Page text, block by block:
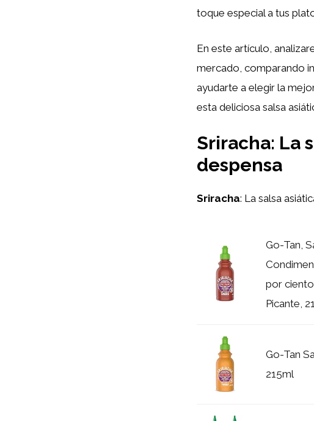
toque especial a tus
En este artículo,
mercado, comparando
ayudarte a elegir la
esta deliciosa salsa
Sriracha: La
despensa
Sriracha: La salsa
Go-Tan,
por
Picante,
Go-Tan
215ml